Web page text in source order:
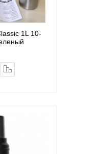
1L 10-
в закладки